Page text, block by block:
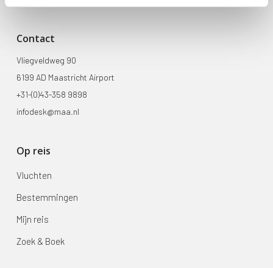
Contact
Vliegveldweg 90
6199 AD Maastricht Airport
+31-(0)43-358 9898
infodesk@maa.nl
Op reis
Vluchten
Bestemmingen
Mijn reis
Zoek & Boek